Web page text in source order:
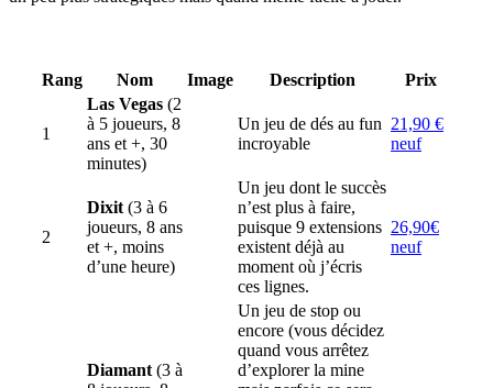
Rang Nom Image Description Prix
1
Las Vegas (2
à 5 joueurs, 8
ans et +, 30
minutes)
Un jeu de dés au fun
incroyable
21,90 €
neuf
2
Dixit (3 à 6
joueurs, 8 ans
et +, moins
d’une heure)
Un jeu dont le succès
n’est plus à faire,
puisque 9 extensions
existent déjà au
moment où j’écris
ces lignes.
26,90€
neuf
Diamant (3 à
Un jeu de stop ou
encore (vous décidez
quand vous arrêtez
d’explorer la mine